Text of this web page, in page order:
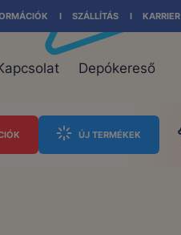
SZÁLLÍTÁS KARRIER
Depókereső
ÚJ TERMÉKEK